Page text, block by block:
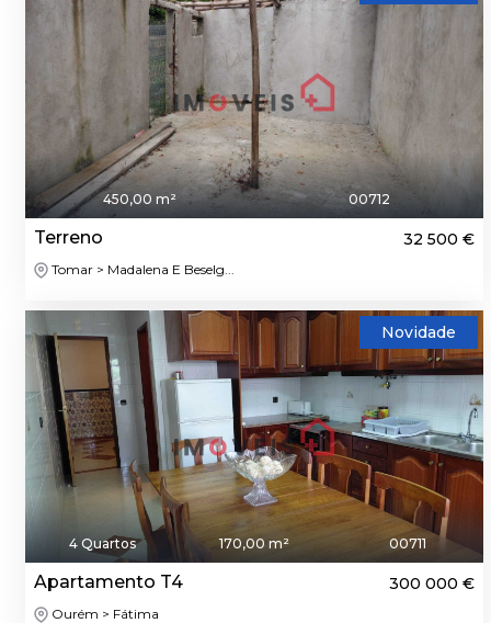
450,00 m² 00712
Terreno 32 500 €
Tomar > Madalena E Beselg...
Novidade
4 Quartos 170,00 m² 00711
Apartamento T4 300 000 €
Ourém > Fátima